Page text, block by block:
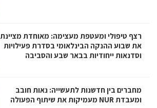
רצף טיפולי ומעטפת מעצימה: מאוחדת מציינת
את שבוע ההנקה הבינלאומי בסדרת פעילויות
וסדנאות ייחודיות בבאר שבע והסביבה
מחברים בין חדשנות לתעשייה: נאות חובב
ומעבדת NUR מעמיקות את שיתוף הפעולה